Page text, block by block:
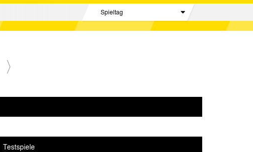
Spieltag
Begegnungen
Testspiele